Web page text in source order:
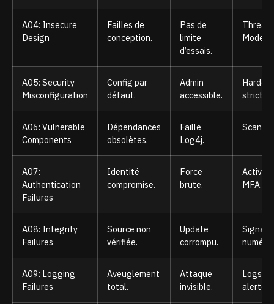
A04: Insecure
Design
Failles de
conception.
Pas de
limite
d’essais.
Threat
A05: Security
Misconfiguration
Config par
défaut.
Admin
accessible.
strict.
A06: Vulnerable
Components
Dépendances
obsolètes.
Faille
Log4j.
A07:
Authentication
Failures
Identité
compromise.
Force
brute.
Activer
MFA.
A08: Integrity
Failures
Source non
vérifiée.
Update
corrompu.
A09: Logging
Failures
Aveuglement
total.
Attaque
invisible.
Logs et
alertes.